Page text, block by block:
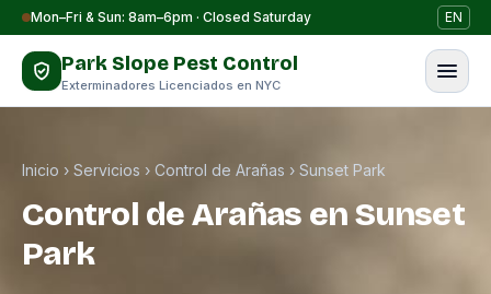
Saltar al contenido
Mon–Fri & Sun: 8am–6pm · Closed Saturday EN
Park Slope Pest Control
Exterminadores Licenciados en NYC
Inicio › Servicios › Control de Arañas › Sunset Park
Control de Arañas en Sunset
Park